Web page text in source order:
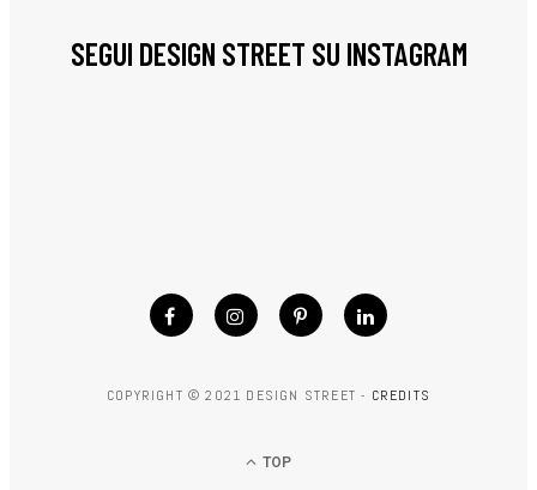
SEGUI DESIGN STREET SU INSTAGRAM
COPYRIGHT © 2021 DESIGN STREET - CREDITS
TOP